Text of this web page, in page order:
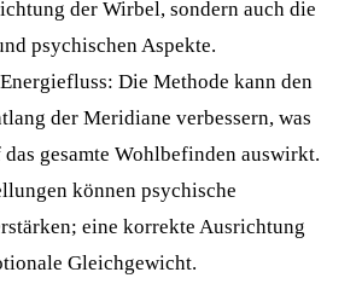
der Wirbel, sondern auch die
psychischen Aspekte.
Die Methode kann den
der Meridiane verbessern, was
gesamte Wohlbefinden auswirkt.
können psychische
eine korrekte Ausrichtung
Gleichgewicht.